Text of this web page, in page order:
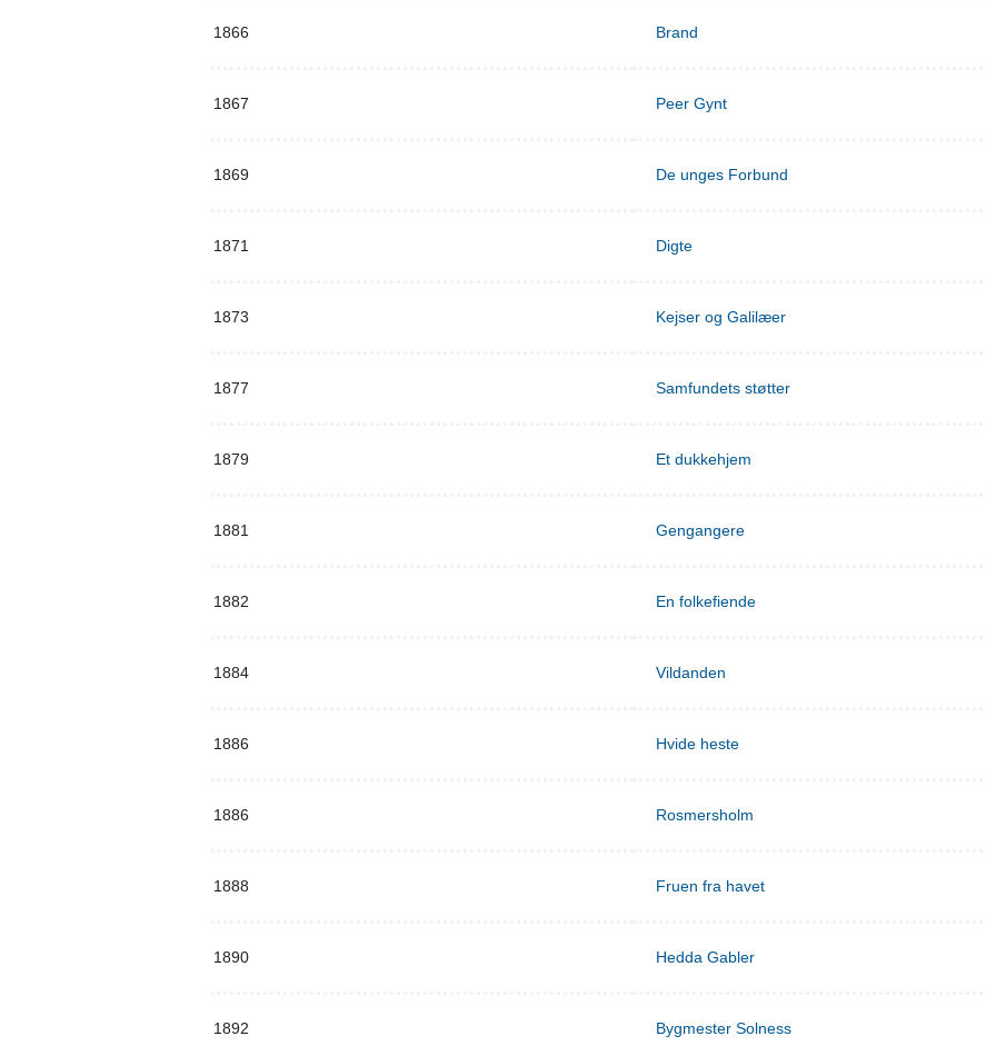
1866 Brand
1867 Peer Gynt
1869 De unges Forbund
1871 Digte
1873 Kejser og Galilæer
1877 Samfundets støtter
1879 Et dukkehjem
1881 Gengangere
1882 En folkefiende
1884 Vildanden
1886 Hvide heste
1886 Rosmersholm
1888 Fruen fra havet
1890 Hedda Gabler
1892 Bygmester Solness